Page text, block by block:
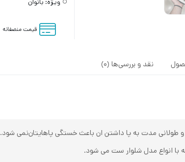
قیمت منصفانه
نقد و بررسی‌ها (0)
طولانی مدت به پا داشتن ان باعث خستگی پاهایتان‌نمی شود.
با انواع مدل شلوار ست می شود.